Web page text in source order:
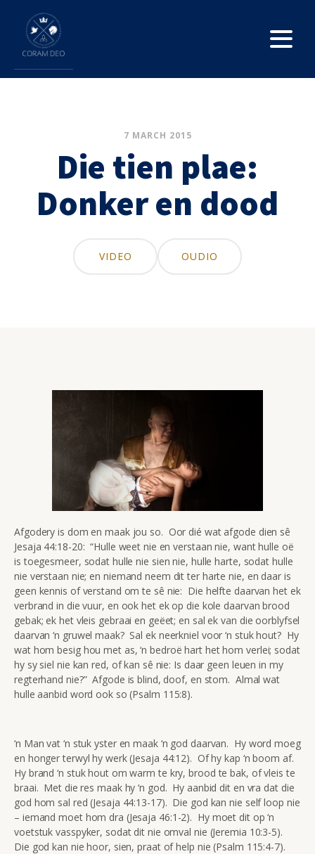
7 MARCH 2015
Die tien plae:
Donker en dood
VIDEO OUDIO
Afgodery is dom en maak jou so. Oor dié wat afgode dien sê
Jesaja 44:18-20: “Hulle weet nie en verstaan nie, want hulle oë
is toegesmeer, sodat hulle nie sien nie, hulle harte, sodat hulle
nie verstaan nie; en niemand neem dit ter harte nie, en daar is
geen kennis of verstand om te sê nie: Die helfte daarvan het ek
verbrand in die vuur, en ook het ek op die kole daarvan brood
gebak; ek het vleis gebraai en geëet; en sal ek van die oorblyfsel
daarvan ‘n gruwel maak? Sal ek neerkniel voor ‘n stuk hout? Hy
wat hom besig hou met as, ‘n bedroë hart het hom verlei; sodat
hy sy siel nie kan red, of kan sê nie: Is daar geen leuen in my
regterhand nie?” Afgode is blind, doof, en stom. Almal wat
hulle aanbid word ook so (Psalm 115:8).
‘n Man vat ‘n stuk yster en maak ‘n god daarvan. Hy word moeg
en honger terwyl hy werk (Jesaja 44:12). Of hy kap ‘n boom af.
Hy brand ‘n stuk hout om warm te kry, brood te bak, of vleis te
braai. Met die res maak hy ‘n god. Hy aanbid dit en vra dat die
god hom sal red (Jesaja 44:13-17). Die god kan nie self loop nie
– iemand moet hom dra (Jesaja 46:1-2). Hy moet dit op ‘n
voetstuk vasspyker, sodat dit nie omval nie (Jeremia 10:3-5).
Die god kan nie hoor, sien, praat of help nie (Psalm 115:4-7).